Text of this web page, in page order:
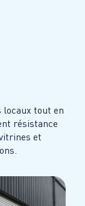
locaux tout en
résistance
et